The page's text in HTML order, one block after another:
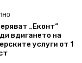
„Еконт“
вдигането на
услуги от 1